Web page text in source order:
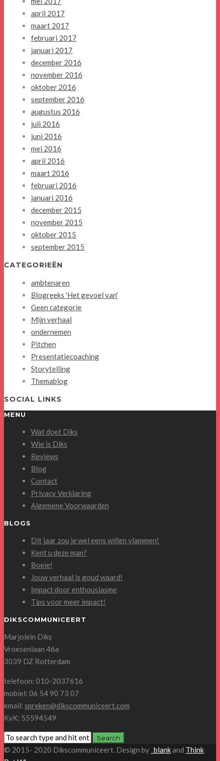
april 2017
maart 2017
februari 2017
januari 2017
december 2016
november 2016
oktober 2016
september 2016
augustus 2016
juli 2016
juni 2016
mei 2016
april 2016
maart 2016
februari 2016
januari 2016
december 2015
november 2015
oktober 2015
september 2015
CATEGORIEËN
ambtenaren
Blogreeks 'Het gevoel van'
Geen categorie
Mijn verhaal
ondernemen
Pitchen
Presentatiecoaching
Storytelling
Themablog
SOCIAL LINKS
MENU
Wat doet Diks
Wie is Diks
Reviews
Blog
Contact
Privacy Verklaring
Algemene Voorwaarden
BLOGS
Dit jaar zou je wel eens willen vlammen!
Kent u deze man?
Boeie!
Jouw verhaal is goud waard!
Impact door enthousiasme
Tips voor meer impact!
DIKSCOMMUNICEERT
Marjolein Diks
Vroesenlaan 46a
3039 DZ Rotterdam
telefoon: 010-2037616
mobiel: 06 54 90 73 07
email: spreken@dikscommuniceert.com
KvK: 55594549
© 2015- 2020 Dikscommuniceert. Design by _blankand Think